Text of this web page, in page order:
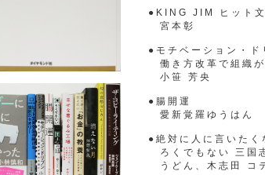
●KING JIM ヒット文
宮本彰
●モチベーション・ド
働き方改革で組織が
小笹 芳央
●腸開運
愛新覚羅ゆうはん
●絶対に人に言いたく
ろくでもない 三国
うどん、木志田 コ